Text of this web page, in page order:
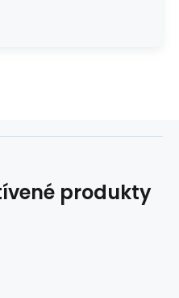
produkty